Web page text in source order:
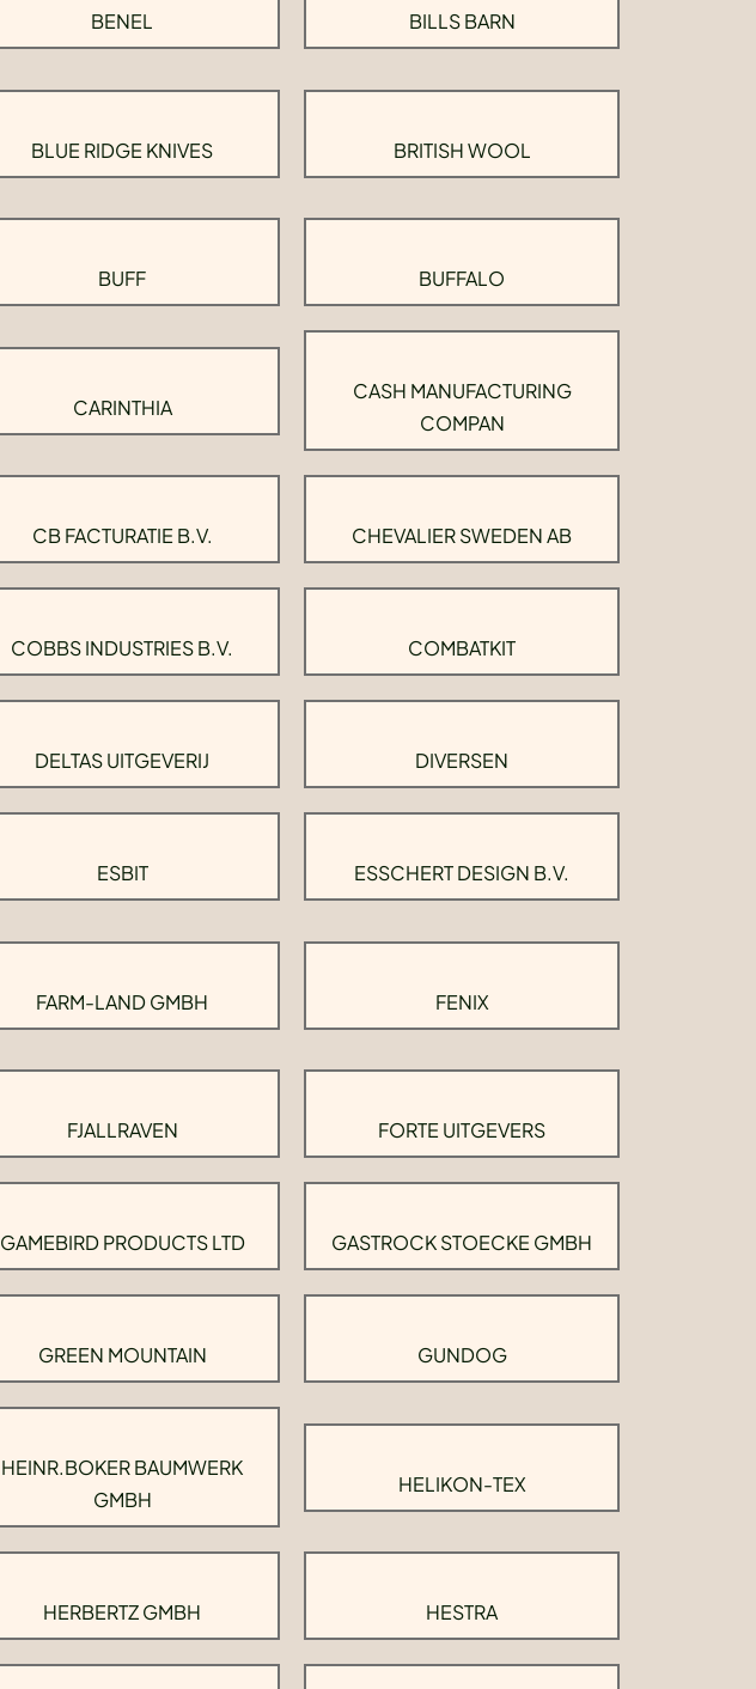
BENEL BILLS BARN
BLUE RIDGE KNIVES BRITISH WOOL
BUFF BUFFALO
CARINTHIA
CASH MANUFACTURING
COMPAN
CB FACTURATIE B.V. CHEVALIER SWEDEN AB
COBBS INDUSTRIES B.V. COMBATKIT
DELTAS UITGEVERIJ DIVERSEN
ESBIT ESSCHERT DESIGN B.V.
FARM-LAND GMBH FENIX
FJALLRAVEN FORTE UITGEVERS
GAMEBIRD PRODUCTS LTD GASTROCK STOECKE GMBH
GREEN MOUNTAIN GUNDOG
HEINR.BOKER BAUMWERK
GMBH
HELIKON-TEX
HERBERTZ GMBH HESTRA